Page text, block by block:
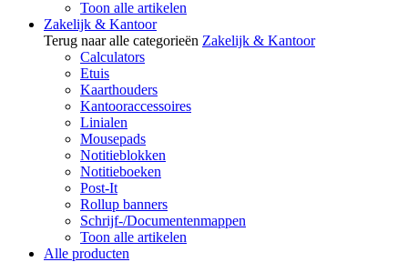
Toon alle artikelen
Zakelijk & Kantoor
Terug naar alle categorieën Zakelijk & Kantoor
Calculators
Etuis
Kaarthouders
Kantooraccessoires
Linialen
Mousepads
Notitieblokken
Notitieboeken
Post-It
Rollup banners
Schrijf-/Documentenmappen
Toon alle artikelen
Alle producten